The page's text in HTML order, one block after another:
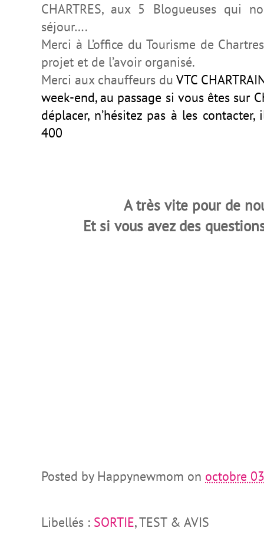
CHARTRES, aux 5 Blogueuses qui
séjour….
Merci à L’office du Tourisme de
projet et de l’avoir organisé.
Merci aux chauffeurs du VTC
week-end, au passage si vous êtes sur
déplacer, n’hésitez pas à les
400
A très vite pour de
Et si vous avez des
Posted by Happynewmom on octobre
Libellés : SORTIE, TEST & AVIS